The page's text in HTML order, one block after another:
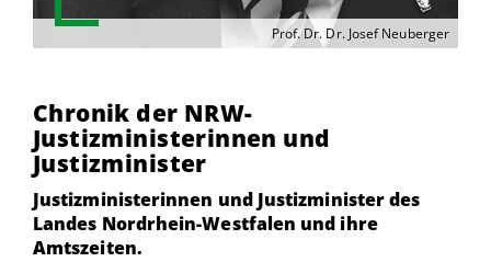
Prof. Dr. Dr. Josef Neuberger
Chronik der NRW-
Justizministerinnen und
Justizminister
Justizministerinnen und Justizminister des
Landes Nordrhein-Westfalen und ihre
Amtszeiten.